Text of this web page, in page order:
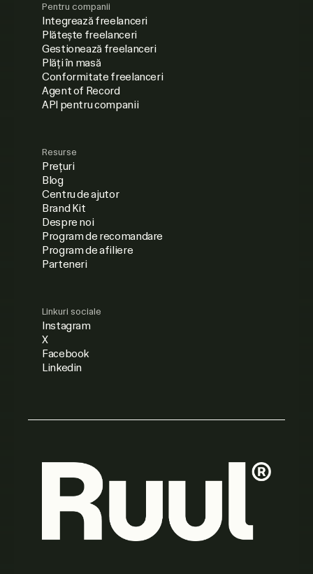
Pentru companii
Integrează freelanceri
Plătește freelanceri
Gestionează freelanceri
Plăți în masă
Conformitate freelanceri
Agent of Record
API pentru companii
Resurse
Prețuri
Blog
Centru de ajutor
Brand Kit
Despre noi
Program de recomandare
Program de afiliere
Parteneri
Linkuri sociale
Instagram
X
Facebook
Linkedin